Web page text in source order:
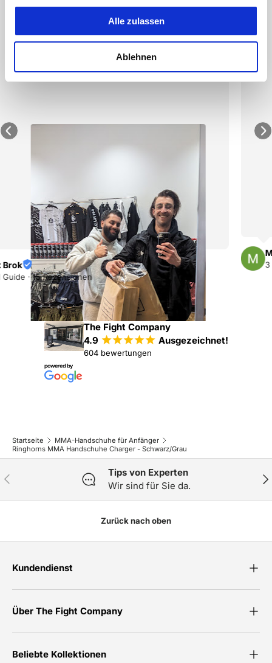
Alle zulassen
Ablehnen
Mireille Jansen
3 Rezensionen
The Fight Company
4.9 ¡¡¡¡¡ Ausgezeichnet!
604 bewertungen
Startseite
MMA-Handschuhe für Anfänger
Ringhorns MMA Handschuhe Charger - Schwarz/Grau
Vorherige
Tips von Experten
Wir sind für Sie da.
Zurück nach oben
Kundendienst
Über The Fight Company
Beliebte Kollektionen